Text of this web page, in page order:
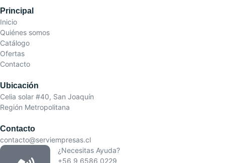
Principal
Inicio
Quiénes somos
Catálogo
Ofertas
Contacto
Ubicación
Celia solar #40, San Joaquín
Región Metropolitana
Contacto
contacto@serviempresas.cl
¿Necesitas Ayuda?
+56 9 6586 0229